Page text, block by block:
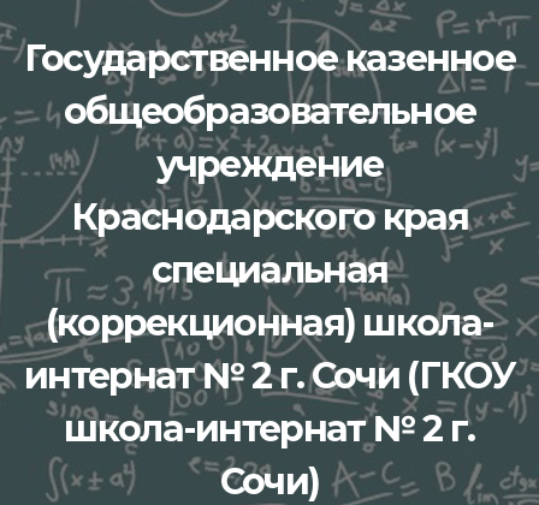
Перейти
к
содержимому
Государственное казенное
общеобразовательное
учреждение
Краснодарского края
специальная
(коррекционная) школа-
интернат № 2 г. Сочи (ГКОУ
школа-интернат № 2 г.
Сочи)